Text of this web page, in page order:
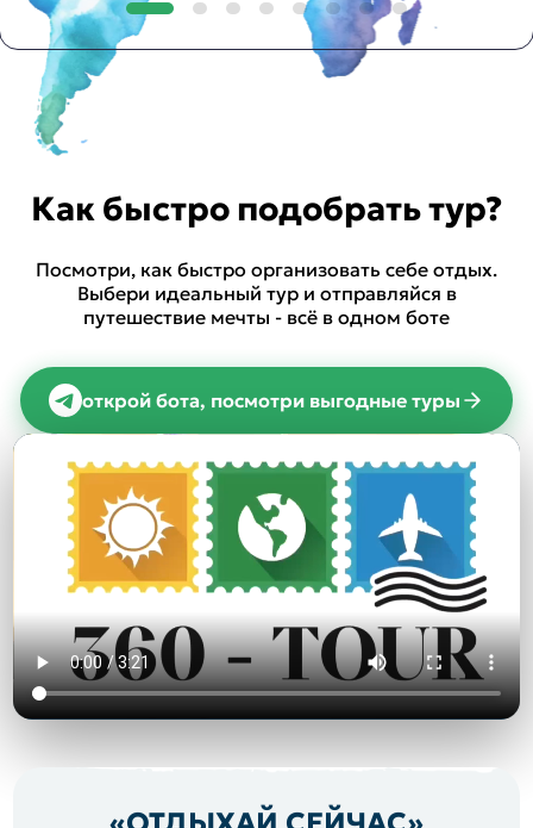
Как быстро подобрать тур?
Посмотри, как быстро организовать себе отдых.
Выбери идеальный тур и отправляйся в
путешествие мечты - всё в одном боте
открой бота, посмотри выгодные туры